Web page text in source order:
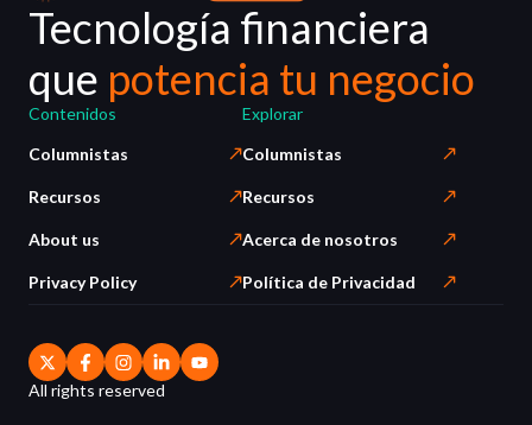
Tecnología financiera
que potencia tu negocio
Contenidos
Columnistas
Recursos
About us
Privacy Policy
Explorar
Columnistas
Recursos
Acerca de nosotros
Política de Privacidad
All rights reserved